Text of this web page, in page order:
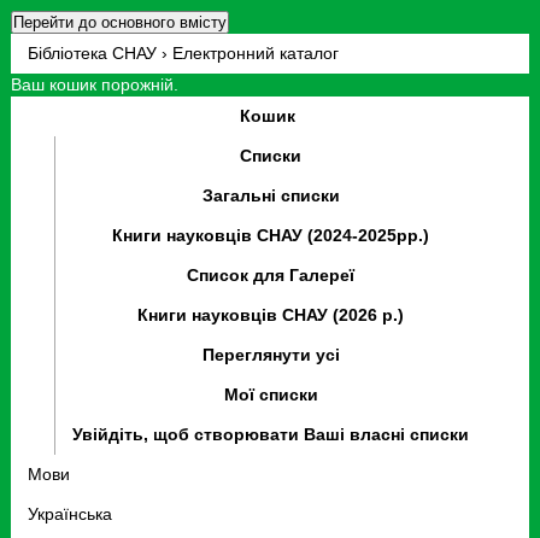
Перейти до основного вмісту
Бібліотека СНАУ › Електронний каталог
Ваш кошик порожній.
Кошик
Списки
Загальні списки
Книги науковців СНАУ (2024-2025рр.)
Список для Галереї
Книги науковців СНАУ (2026 р.)
Переглянути усі
Мої списки
Увійдіть, щоб створювати Ваші власні списки
Мови
Українська